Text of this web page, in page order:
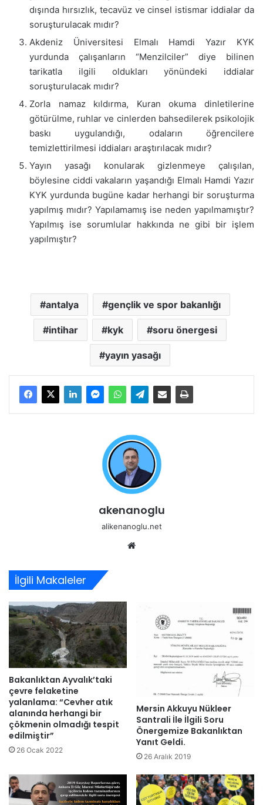
dışında hırsızlık, tecavüz ve cinsel istismar iddialar da
soruşturulacak mıdır?
Akdeniz Üniversitesi Elmalı Hamdi Yazır KYK
yurdunda çalışanların “Menzilciler” diye bilinen
tarikatla ilgili oldukları yönündeki iddialar
soruşturulacak mıdır?
Zorla namaz kıldırma, Kuran okuma dinletilerine
götürülme, ruhlar ve cinlerden bahsedilerek psikolojik
baskı uygulandığı, odaların öğrencilere
temizlettirilmesi iddiaları araştırılacak mıdır?
Yayın yasağı konularak gizlenmeye çalışılan,
böylesine ciddi vakaların yaşandığı Elmalı Hamdi Yazır
KYK yurdunda bugüne kadar herhangi bir soruşturma
yapılmış mıdır? Yapılamamış ise neden yapılmamıştır?
Yapılmış ise sorumlular hakkında ne gibi bir işlem
yapılmıştır?
antalya gençlik ve spor bakanlığı
intihar kyk soru önergesi
yayın yasağı
akenanoglu
alikenanoglu.net
İlgili Makaleler
Bakanlıktan Ayvalık’taki
çevre felaketine
yalanlama: “Cevher atık
alanında herhangi bir
çökmenin olmadığı tespit
edilmiştir”
26 Ocak 2022
Mersin Akkuyu Nükleer
Santrali İle İlgili Soru
Önergemize Bakanlıktan
Yanıt Geldi.
26 Aralık 2019